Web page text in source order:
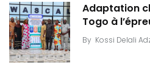
Adaptation
Togo à
By Kossi Delali